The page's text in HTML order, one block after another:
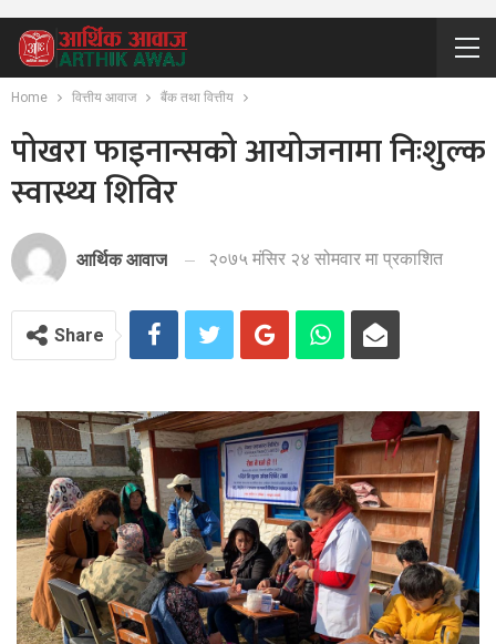
Home वित्तीय आवाज बैंक तथा वित्तीय
पोखरा फाइनान्सको आयोजनामा निःशुल्क
स्वास्थ्य शिविर
आर्थिक आवाज २०७५ मंसिर २४ सोमवार मा प्रकाशित
Share